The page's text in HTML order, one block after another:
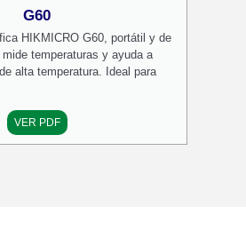
G60
HIKMICRO G60, portátil y de
temperaturas y ayuda a
alta temperatura. Ideal para
VER PDF